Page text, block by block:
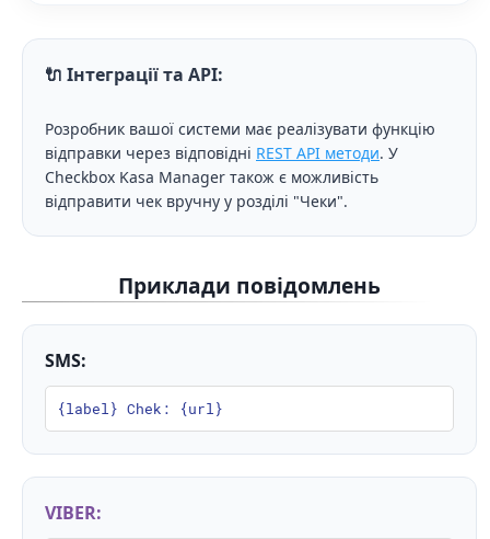
🔌 Інтеграції та API:
Розробник вашої системи має реалізувати функцію
відправки через відповідні REST API методи. У
Checkbox Kasa Manager також є можливість
відправити чек вручну у розділі "Чеки".
Приклади повідомлень
SMS:
{label} Chek: {url}
VIBER: